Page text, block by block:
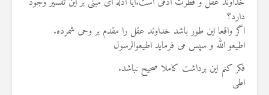
دارد؟
اگر واقعا این طور باشد خداوند عقل را مقدم بر وحی شمرده.
اطیعو الله و سپس می فرماید اطیعوالرسول
فکر کنم این برداشت کاملا صحیح نباشد.
اطی